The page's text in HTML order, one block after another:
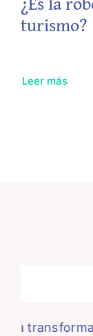
turismo?
Leer más